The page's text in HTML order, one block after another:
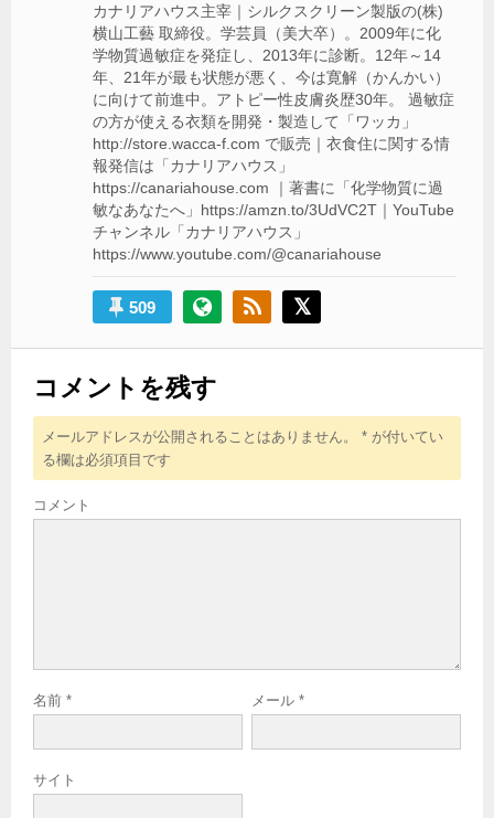
カナリアハウス主宰｜シルクスクリーン製版の(株)
横山工藝 取締役。学芸員（美大卒）。2009年に化
学物質過敏症を発症し、2013年に診断。12年～14
年、21年が最も状態が悪く、今は寛解（かんかい）
に向けて前進中。アトピー性皮膚炎歴30年。 過敏症
の方が使える衣類を開発・製造して「ワッカ」
http://store.wacca-f.com で販売｜衣食住に関する情
報発信は「カナリアハウス」
https://canariahouse.com ｜著書に「化学物質に過
敏なあなたへ」https://amzn.to/3UdVC2T｜YouTube
チャンネル「カナリアハウス」
https://www.youtube.com/@canariahouse
509
コメントを残す
メールアドレスが公開されることはありません。 * が付いてい
る欄は必須項目です
コメント
名前 * メール *
サイト